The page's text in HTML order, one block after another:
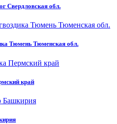
Свердловская обл.
Тюмень Тюменская обл.
край